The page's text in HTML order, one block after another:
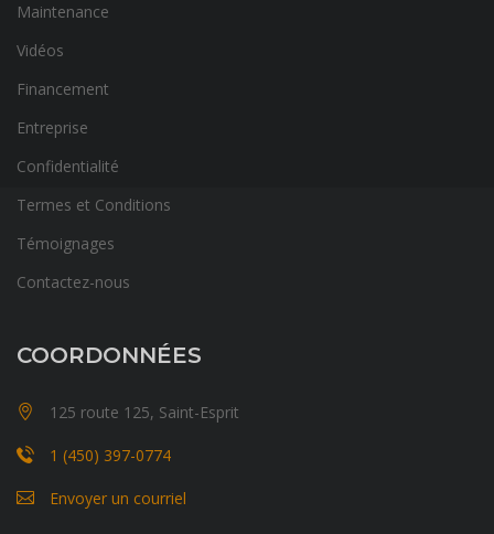
Maintenance
Vidéos
Financement
Entreprise
Confidentialité
Termes et Conditions
Témoignages
Contactez-nous
COORDONNÉES
125 route 125, Saint-Esprit
1 (450) 397-0774
Envoyer un courriel